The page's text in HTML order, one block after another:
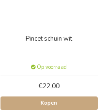
Pincet schuin wit
Op voorraad
€22,00
Kopen